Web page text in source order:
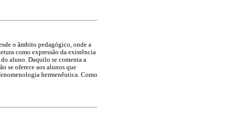
o âmbito pedagógico, onde a
como expressão da existência
aluno. Daquilo se comenta a
se oferece aos alunos que
hermenêutica. Como